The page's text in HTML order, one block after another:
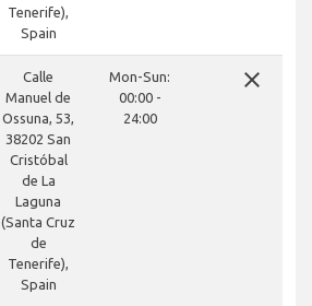
Tenerife),
Spain
Calle
Manuel de
Ossuna, 53,
38202 San
Cristóbal
de La
Laguna
(Santa Cruz
de
Tenerife),
Spain
Mon-Sun:
00:00 -
24:00
close